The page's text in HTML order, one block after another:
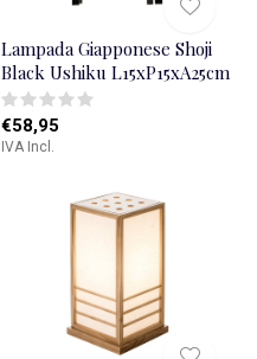
Lampada Giapponese Shoji
Black Ushiku L15xP15xA25cm
€58,95
IVA Incl.